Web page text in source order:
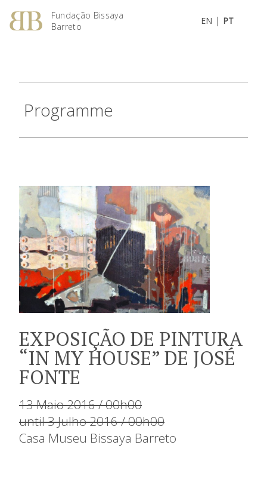
Fundação Bissaya
Barreto
EN | PT
Programme
EXPOSIÇÃO DE PINTURA
“IN MY HOUSE” DE JOSÉ
FONTE
13 Maio 2016 / 00h00
until 3 Julho 2016 / 00h00
Casa Museu Bissaya Barreto